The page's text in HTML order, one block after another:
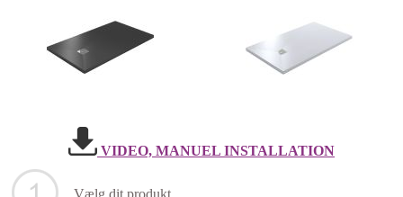
VIDEO, MANUEL INSTALLATION